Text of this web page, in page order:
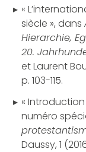
«
siècle », dans
Hierarchie,
20.
et Laurent
p. 103-115.
« Introduction
numéro
Daussy, 1